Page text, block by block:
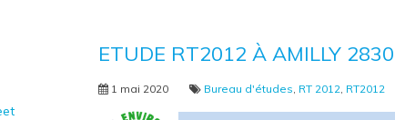
ETUDE RT2012 À AMILLY
1 mai 2020 Bureau d'études RT 2012 RT2012